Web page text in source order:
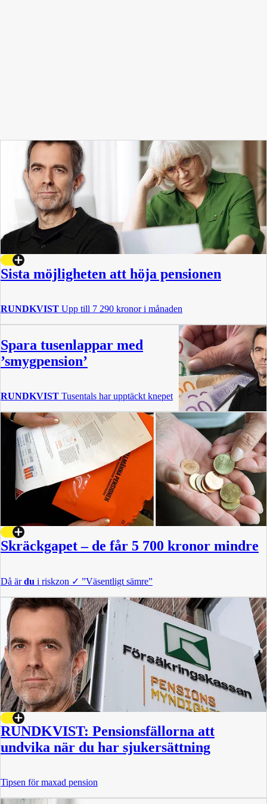
Sista möjligheten att höja pensionen
RUNDKVIST Upp till 7 290 kronor i månaden
Spara tusenlappar med
’smygpension’
RUNDKVIST Tusentals har upptäckt knepet
Skräckgapet – de får 5 700 kronor mindre
Då ärdu i riskzon ✓ ”Väsentligt sämre”
RUNDKVIST: Pensionsfällorna att
undvika när du har sjukersättning
Tipsen för maxad pension